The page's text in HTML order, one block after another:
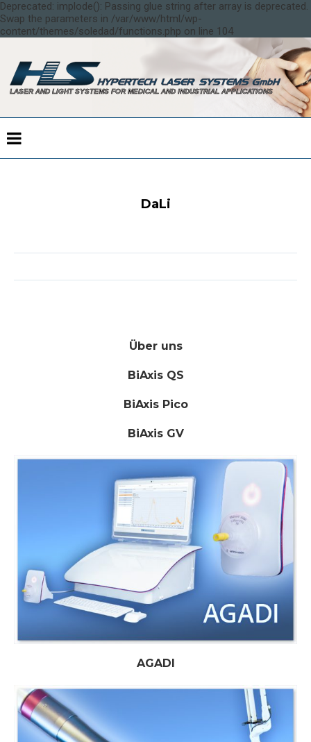
Deprecated: implode(): Passing glue string after array is deprecated.
Swap the parameters in /var/www/html/wp-
content/themes/soledad/functions.php on line 104
DaLi
Über uns
BiAxis QS
BiAxis Pico
BiAxis GV
AGADI